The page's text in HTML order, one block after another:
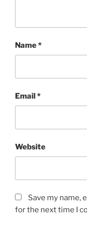
Name*
Email*
Website
Save my name,
for the next time I